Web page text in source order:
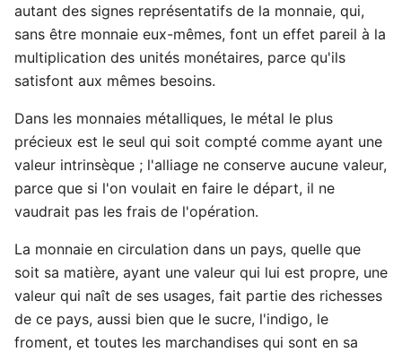
autant des signes représentatifs de la monnaie, qui,
sans être monnaie eux-mêmes, font un effet pareil à la
multiplication des unités monétaires, parce qu'ils
satisfont aux mêmes besoins.
Dans les monnaies métalliques, le métal le plus
précieux est le seul qui soit compté comme ayant une
valeur intrinsèque ; l'alliage ne conserve aucune valeur,
parce que si l'on voulait en faire le départ, il ne
vaudrait pas les frais de l'opération.
La monnaie en circulation dans un pays, quelle que
soit sa matière, ayant une valeur qui lui est propre, une
valeur qui naît de ses usages, fait partie des richesses
de ce pays, aussi bien que le sucre, l'indigo, le
froment, et toutes les marchandises qui sont en sa